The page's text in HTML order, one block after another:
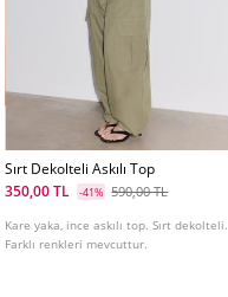
Sırt Dekolteli Askılı Top
350,00 TL
-41% 590,00 TL
Kare yaka, ince askılı top. Sırt dekolteli.
Farklı renkleri mevcuttur.